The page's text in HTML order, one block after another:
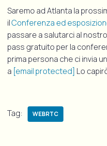
Saremo ad Atlanta la
ilConferenza ed
passare a salutarci al
pass gratuito per la
prima persona che ci invia
a [email protected] Lo
Tag: WEBRTC